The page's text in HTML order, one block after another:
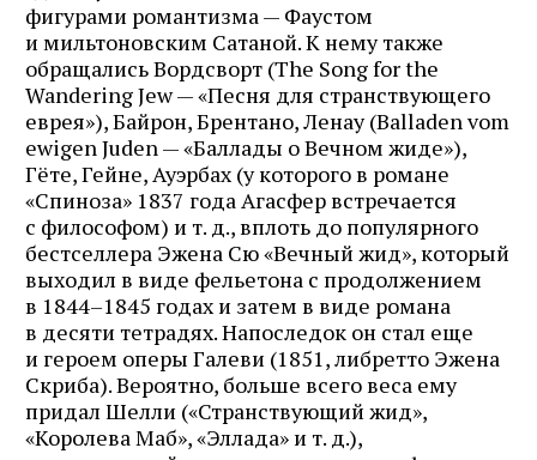
фигурами романтизма — Фаустом
и мильтоновским Сатаной. К нему также
обращались Вордсворт (The Song for the
Wandering Jew — «Песня для странствующего
еврея»), Байрон, Брентано, Ленау (Balladen vom
ewigen Juden — «Баллады о Вечном жиде»),
Гёте, Гейне, Ауэрбах (у которого в романе
«Спиноза» 1837 года Агасфер встречается
с философом) и т. д., вплоть до популярного
бестселлера Эжена Сю «Вечный жид», который
выходил в виде фельетона с продолжением
в 1844–1845 годах и затем в виде романа
в десяти тетрадях. Напоследок он стал еще
и героем оперы Галеви (1851, либретто Эжена
Скриба). Вероятно, больше всего веса ему
придал Шелли («Странствующий жид»,
«Королева Маб», «Эллада» и т. д.),